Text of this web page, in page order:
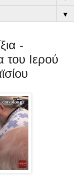
▼
-
του Ιερού